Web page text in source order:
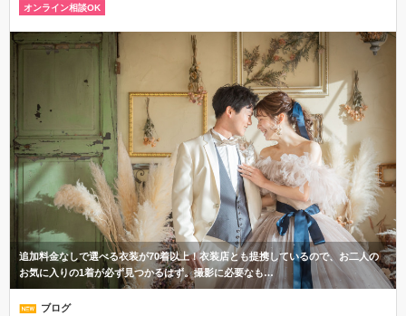
オンライン相談OK
追加料金なしで選べる衣装が70着以上！衣装店とも提携しているので、お二人の
お気に入りの1着が必ず見つかるはず。撮影に必要なも…
ブログ